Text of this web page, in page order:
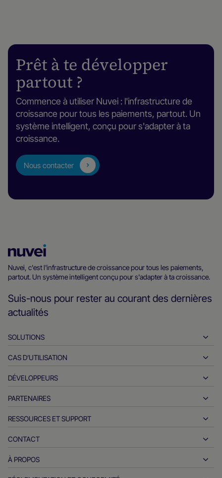
Prêt à te développer
partout ?
Commence à utiliser Nuvei : l'infrastructure de
croissance pour tous les paiements, partout. Un
système intelligent, conçu pour s'adapter à ta
croissance.
Nous contacter
d’accueil
Nuvei
Nuvei, c'est l'infrastructure de croissance pour tous les paiements,
partout. Un système intelligent conçu pour s'adapter à ta croissance.
Suis-nous pour rester au courant des dernières
actualités
SOLUTIONS
Encaissements
Décaissements
Paiements en temps réel
Délivrance
Modes de paiement
CAS D’UTILISATION
L'hospitalité
Automobile
Services financiers
Paiements du gouvernement
DÉVELOPPEURS
Outils pour les développeurs
Documents de référence API
PARTENAIRES
Devenez partenaire
Produits et solutions des partenaires
Partenaires technologiques
RESSOURCES ET SUPPORT
Assistance client
Ressources pour les négociants
Rapports sectoriels
CONTACT
Questions sur les ventes des commerçants
À PROPOS